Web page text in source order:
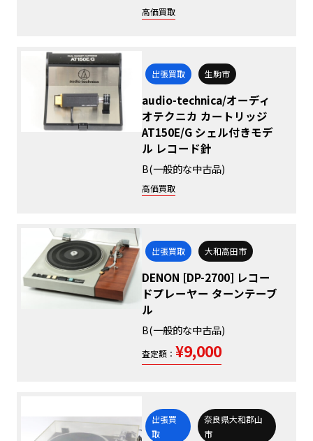
高価買取
出張買取 生駒市
audio-technica/オーディ
オテクニカ カートリッジ
AT150E/G シェル付きモデ
ル レコード針
B(一般的な中古品)
高価買取
出張買取 大和高田市
DENON [DP-2700] レコー
ドプレーヤー ターンテーブ
ル
B(一般的な中古品)
査定額： ¥9,000
出張買
取
奈良県大和郡山
市